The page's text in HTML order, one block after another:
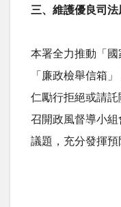
三、維護優良司法
本署全力推動「
「廉政檢舉信箱
仁勵行拒絕或請
召開政風督導小
議題，充分發揮預